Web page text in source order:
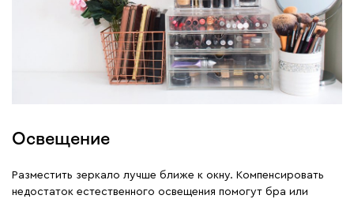
Освещение
Разместить зеркало лучше ближе к окну. Компенсировать
недостаток естественного освещения помогут бра или